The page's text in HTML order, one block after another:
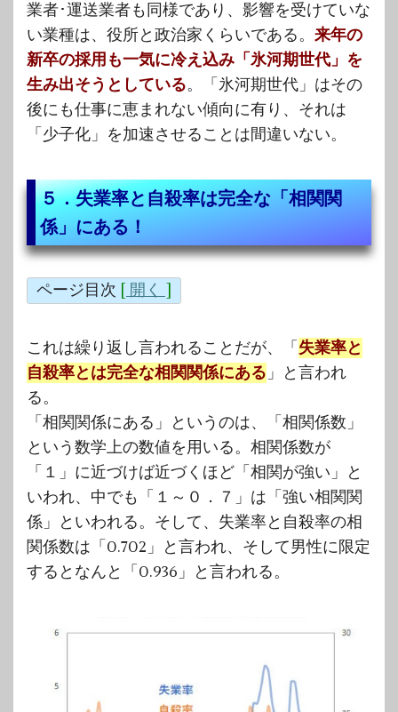
業者･運送業者も同様であり、影響を受けていな
い業種は、役所と政治家くらいである。 来年の
新卒の採用も一気に冷え込み「氷河期世代」を
生み出そうとしている。「氷河期世代」はその
後にも仕事に恵まれない傾向に有り、それは
「少子化」を加速させることは間違いない。
５．失業率と自殺率は完全な「相関関
係」にある！
ページ目次 [ 開く ]
これは繰り返し言われることだが、「 失業率と
自殺率とは完全な相関関係にある 」と言われ
る。
「相関関係にある」というのは、「相関係数」
という数学上の数値を用いる。相関係数が
「１」に近づけば近づくほど「相関が強い」と
いわれ、中でも「１～０．７」は「強い相関関
係」といわれる。そして、失業率と自殺率の相
関係数は「0.702」と言われ、そして男性に限定
するとなんと「0.936」と言われる。